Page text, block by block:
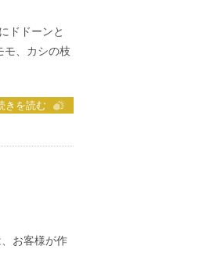
ドドーンと
シの枝
きを読む
お客様が作